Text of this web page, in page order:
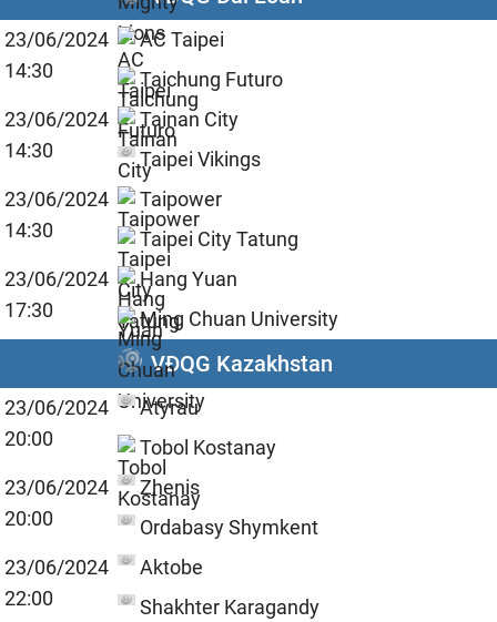
23/06/2024
14:30
AC Taipei
Taichung Futuro
23/06/2024
14:30
Tainan City
Taipei Vikings
23/06/2024
14:30
Taipower
Taipei City Tatung
23/06/2024
17:30
Hang Yuan
Ming Chuan University
VĐQG Kazakhstan
23/06/2024
20:00
Atyrau
Tobol Kostanay
23/06/2024
20:00
Zhenis
Ordabasy Shymkent
23/06/2024
22:00
Aktobe
Shakhter Karagandy